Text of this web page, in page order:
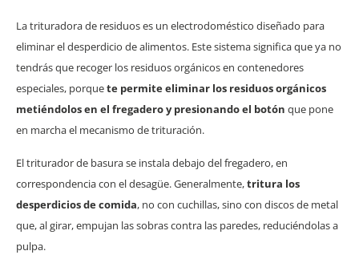
La trituradora de residuos es un electrodoméstico diseñado para
eliminar el desperdicio de alimentos. Este sistema significa que ya no
tendrás que recoger los residuos orgánicos en contenedores
especiales, porquete permite eliminar los residuos orgánicos
metiéndolos en el fregadero y presionando el botón que pone
en marcha el mecanismo de trituración.
El triturador de basura se instala debajo del fregadero, en
correspondencia con el desagüe. Generalmente,tritura los
desperdicios de comida, no con cuchillas, sino con discos de metal
que, al girar, empujan las sobras contra las paredes, reduciéndolas a
pulpa.